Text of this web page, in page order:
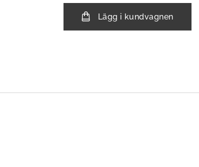
Lägg i kundvagnen